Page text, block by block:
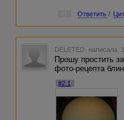
Ответить /
DELETED написала
Прошу простить
фото-рецепта
#2.1